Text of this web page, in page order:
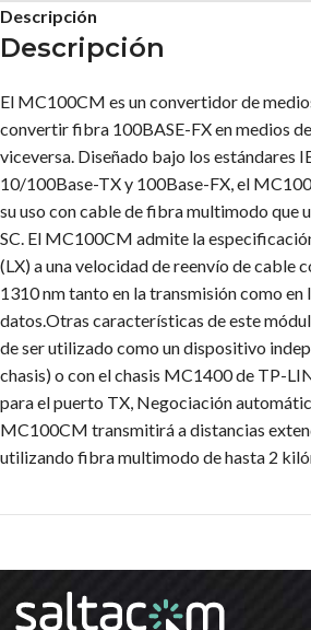
Descripción
Descripción
El MC100CM es un convertidor de
convertir fibra 100BASE-FX en medios
viceversa. Diseñado bajo los estándares
10/100Base-TX y 100Base-FX, el
su uso con cable de fibra multimodo que
SC. El MC100CM admite la
(LX) a una velocidad de reenvío de cable
1310 nm tanto en la transmisión como en
datos.Otras características de este
de ser utilizado como un dispositivo
chasis) o con el chasis MC1400 de TP-
para el puerto TX, Negociación
MC100CM transmitirá a distancias
utilizando fibra multimodo de hasta 2